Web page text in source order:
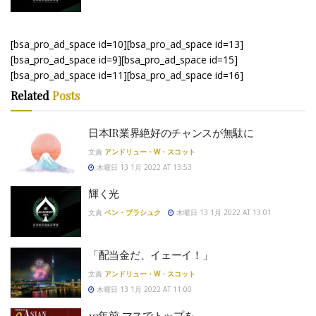
[bsa_pro_ad_space id=10][bsa_pro_ad_space id=13]
[bsa_pro_ad_space id=9][bsa_pro_ad_space id=15]
[bsa_pro_ad_space id=11][bsa_pro_ad_space id=16]
Related Posts
日本IR業界絶好のチャンスが無駄に
文責 アンドリュー・W・スコット
木曜日 13 1月 2022 AT 13:53
輝く光
文責 ベン・ブラシュク 木曜日 13 1月 2022 AT 13:01
「配当金だ、イェーイ！」
文責 アンドリュー・W・スコット
木曜日 13 1月 2022 AT 11:00